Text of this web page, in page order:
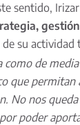
sentido,
su
de
que
No nos
poder